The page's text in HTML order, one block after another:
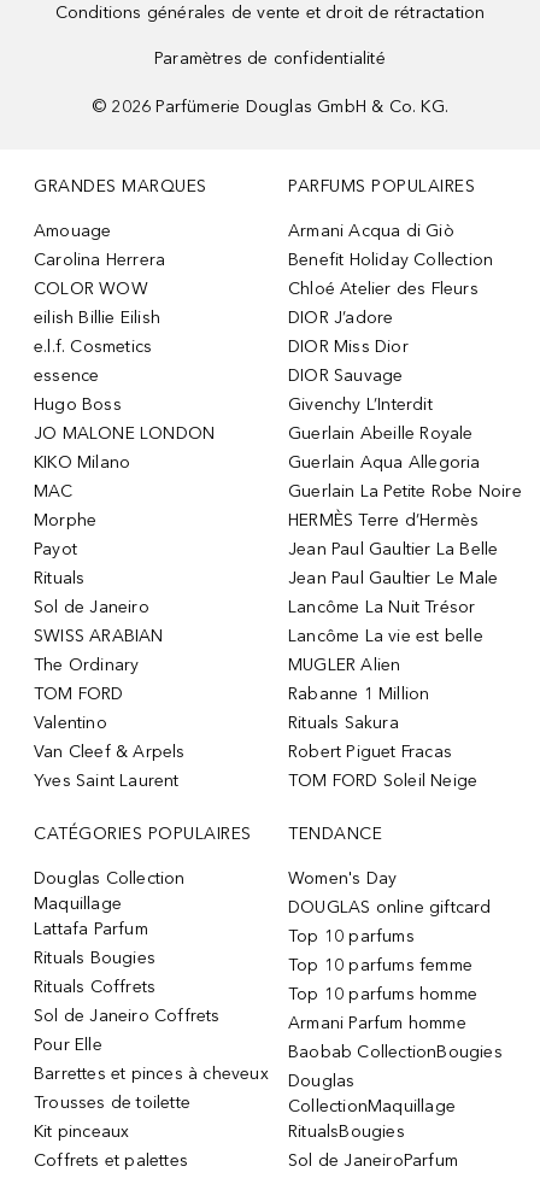
Conditions générales de vente et droit de rétractation
Paramètres de confidentialité
© 2026 Parfümerie Douglas GmbH & Co. KG.
GRANDES MARQUES
Amouage
Carolina Herrera
COLOR WOW
eilish Billie Eilish
e.l.f. Cosmetics
essence
Hugo Boss
JO MALONE LONDON
KIKO Milano
MAC
Morphe
Payot
Rituals
Sol de Janeiro
SWISS ARABIAN
The Ordinary
TOM FORD
Valentino
Van Cleef & Arpels
Yves Saint Laurent
PARFUMS POPULAIRES
Armani Acqua di Giò
Benefit Holiday Collection
Chloé Atelier des Fleurs
DIOR J’adore
DIOR Miss Dior
DIOR Sauvage
Givenchy L’Interdit
Guerlain Abeille Royale
Guerlain Aqua Allegoria
Guerlain La Petite Robe Noire
HERMÈS Terre d’Hermès
Jean Paul Gaultier La Belle
Jean Paul Gaultier Le Male
Lancôme La Nuit Trésor
Lancôme La vie est belle
MUGLER Alien
Rabanne 1 Million
Rituals Sakura
Robert Piguet Fracas
TOM FORD Soleil Neige
CATÉGORIES POPULAIRES
Douglas Collection
Maquillage
Lattafa Parfum
Rituals Bougies
Rituals Coffrets
Sol de Janeiro Coffrets
Pour Elle
Barrettes et pinces à cheveux
Trousses de toilette
Kit pinceaux
Coffrets et palettes
TENDANCE
Women's Day
DOUGLAS online giftcard
Top 10 parfums
Top 10 parfums femme
Top 10 parfums homme
Armani Parfum homme
Baobab CollectionBougies
Douglas
CollectionMaquillage
RitualsBougies
Sol de JaneiroParfum